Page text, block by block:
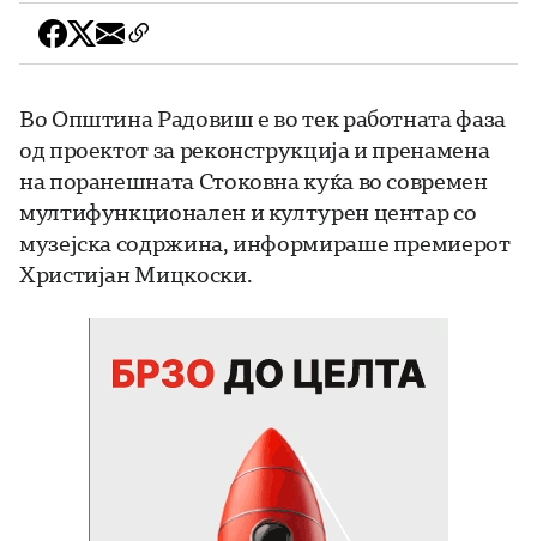
Во Општина Радовиш е во тек работната фаза
од проектот за реконструкција и пренамена
на поранешната Стоковна куќа во современ
мултифункционален и културен центар со
музејска содржина, информираше премиерот
Христијан Мицкоски.